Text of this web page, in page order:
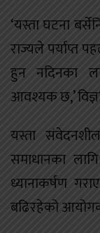
‘यस्ता घटना
राज्यले पर्याप्त
हुन नदिनका
आवश्यक छ,’
यस्ता
समाधानका
ध्यानाकर्षण
बढिरहेको